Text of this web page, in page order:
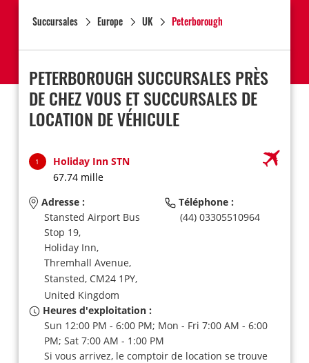
Succursales Europe UK Peterborough
PETERBOROUGH SUCCURSALES PRÈS
DE CHEZ VOUS ET SUCCURSALES DE
LOCATION DE VÉHICULE
1
Holiday Inn STN
67.74 mille
Adresse :
Stansted Airport Bus
Stop 19,
Holiday Inn,
Thremhall Avenue,
Stansted, CM24 1PY,
United Kingdom
Téléphone :
(44) 03305510964
Heures d'exploitation :
Sun 12:00 PM - 6:00 PM; Mon - Fri 7:00 AM - 6:00
PM; Sat 7:00 AM - 1:00 PM
Si vous arrivez, le comptoir de location se trouve